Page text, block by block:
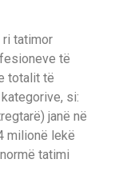
ri tatimor
të
totalit të
si:
janë në
milionë lekë
tatimi